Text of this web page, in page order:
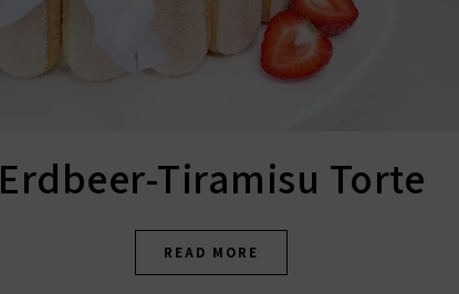
Erdbeer-Tiramisu Torte
READ MORE